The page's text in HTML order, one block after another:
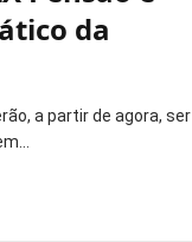
da
a partir de agora, ser